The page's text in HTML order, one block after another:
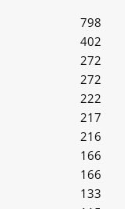
798
402
272
272
222
217
216
166
166
133